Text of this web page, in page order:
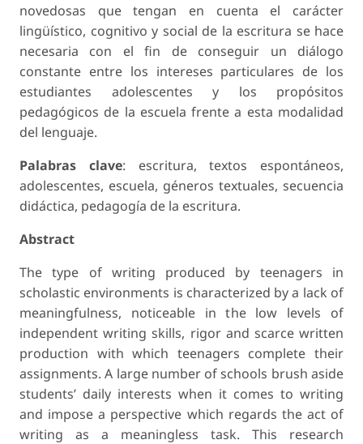
novedosas que tengan en cuenta el carácter
lingüístico, cognitivo y social de la escritura se hace
necesaria con el fin de conseguir un diálogo
constante entre los intereses particulares de los
estudiantes adolescentes y los propósitos
pedagógicos de la escuela frente a esta modalidad
del lenguaje.
Palabras clave: escritura, textos espontáneos,
adolescentes, escuela, géneros textuales, secuencia
didáctica, pedagogía de la escritura.
Abstract
The type of writing produced by teenagers in
scholastic environments is characterized by a lack of
meaningfulness, noticeable in the low levels of
independent writing skills, rigor and scarce written
production with which teenagers complete their
assignments. A large number of schools brush aside
students’ daily interests when it comes to writing
and impose a perspective which regards the act of
writing as a meaningless task. This research